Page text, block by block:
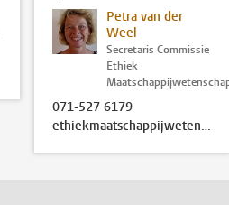
Petra van der
Weel
Secretaris Commissie
Ethiek
071-527 6179
ethiekmaatschappijwetenschappen@fsw.leidenuniv.nl